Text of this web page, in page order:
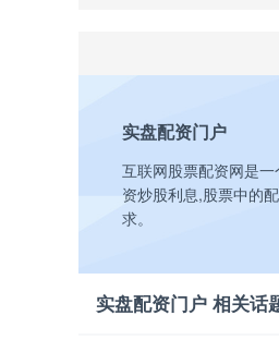
实盘配资门户
互联网股票配资网是
资炒股利息,股票中的
求。
实盘配资门户 相关话